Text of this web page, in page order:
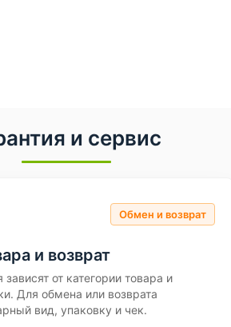
и сервис
Обмен и возврат
и возврат
от категории товара и
Для обмена или возврата
вид, упаковку и чек.